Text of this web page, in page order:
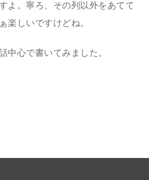
よ。寧ろ、その列以外をあてて
楽しいですけどね。
中心で書いてみました。